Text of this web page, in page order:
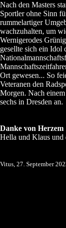
Nach den Masters
Sportler ohne Sinn
rummelartiger
wachzuhalten, um
Wernigerodes
gesellte sich ein Idol
Ort gewesen... So
Veteranen den
Morgen. Nach
sechs in Dresden an.
Danke von Herzem
Hella und Klaus und
Vitus, 27. September